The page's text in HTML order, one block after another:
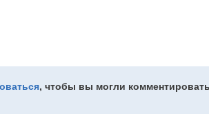
, чтобы вы могли комментировать